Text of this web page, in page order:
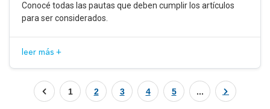
Conocé todas las pautas que deben cumplir los artículos
para ser considerados.
leer más +
1 2 3 4 5 ...